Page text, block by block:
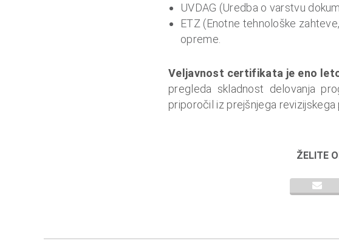
UVDAG (Uredba o varstvu
ETZ (Enotne tehnološke
opreme.
Veljavnost certifikata je eno
pregleda skladnost delovanja
priporočil iz prejšnjega revizijskega
ŽELITE